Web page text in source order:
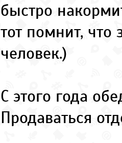
быстро
тот помнит, что
человек.)
С этого года
Продаваться